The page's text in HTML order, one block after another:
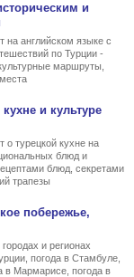
и
английском языке с
по Турции -
маршруты,
кухнеи культуре
турецкой кухне на
блюд и
блюд, секретами
трапезы
побережье,
и регионах
погода в Стамбуле,
в Мармарисе, погода в